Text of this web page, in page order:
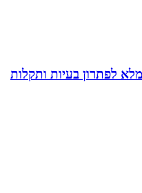
לפתרון בעיות ותקלות